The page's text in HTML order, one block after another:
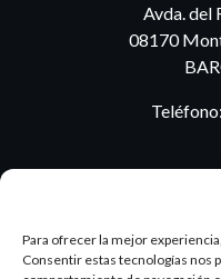
Para ofrecer la mejor
Consentir estas tecnologías nos
Avda. del
08170
Teléfono: